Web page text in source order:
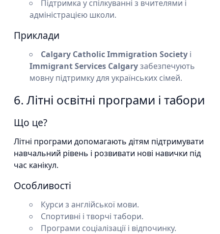
Підтримка у спілкуванні з вчителями і
адміністрацією школи.
Приклади
Calgary Catholic Immigration Society і
Immigrant Services Calgaryзабезпечують
мовну підтримку для українських сімей.
6. Літні освітні програми і табори
Що це?
Літні програми допомагають дітям підтримувати
навчальний рівень і розвивати нові навички під
час канікул.
Особливості
Курси з англійської мови.
Спортивні і творчі табори.
Програми соціалізації і відпочинку.